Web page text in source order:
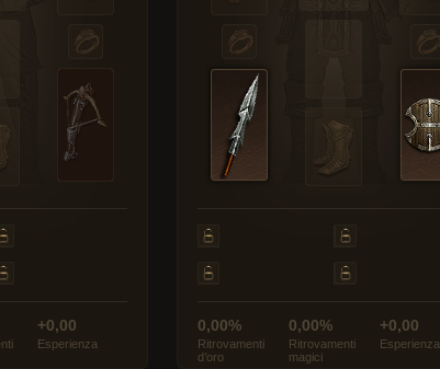
+0,00
Esperienza
0,00%
Ritrovamenti
d’oro
0,00%
Ritrovamenti
magici
+0,00
Esperienza